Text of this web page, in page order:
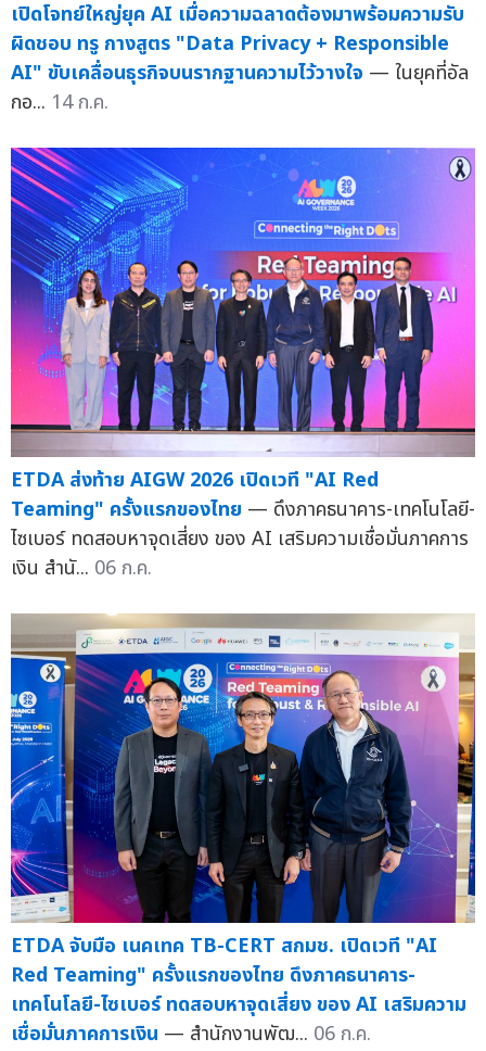
เปิดโจทย์ใหญ่ยุค AI เมื่อความฉลาดต้องมาพร้อมความรับ
ผิดชอบ ทรู กางสูตร "Data Privacy + Responsible
AI" ขับเคลื่อนธุรกิจบนรากฐานความไว้วางใจ — ในยุคที่อัล
กอ... 14 ก.ค.
ETDA ส่งท้าย AIGW 2026 เปิดเวที "AI Red
Teaming" ครั้งแรกของไทย — ดึงภาคธนาคาร-เทคโนโลยี-
ไซเบอร์ ทดสอบหาจุดเสี่ยง ของ AI เสริมความเชื่อมั่นภาคการ
เงิน สำนั... 06 ก.ค.
ETDA จับมือ เนคเทค TB-CERT สกมช. เปิดเวที "AI
Red Teaming" ครั้งแรกของไทย ดึงภาคธนาคาร-
เทคโนโลยี-ไซเบอร์ ทดสอบหาจุดเสี่ยง ของ AI เสริมความ
เชื่อมั่นภาคการเงิน — สำนักงานพัฒ... 06 ก.ค.